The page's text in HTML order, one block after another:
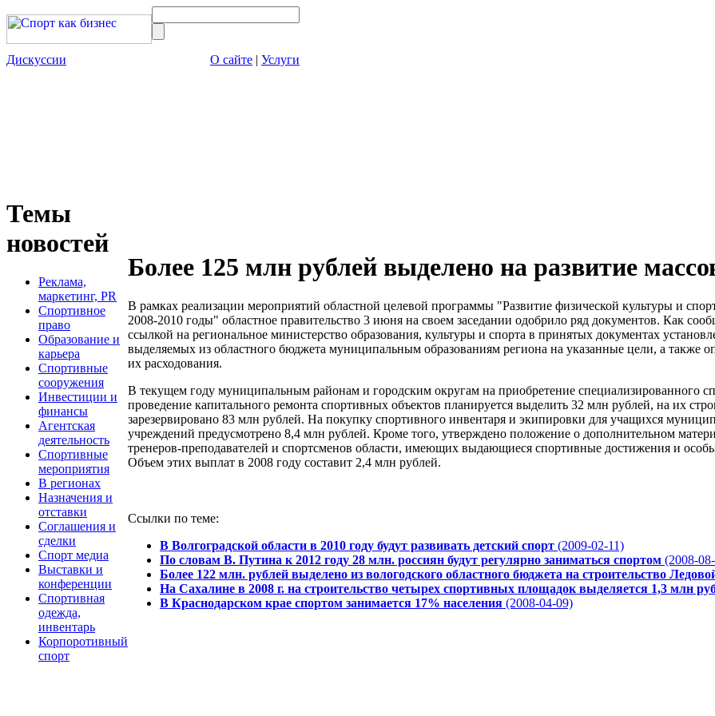
Дискуссии О сайте | Услуги
Темы
новостей
Реклама,
маркетинг, PR
Спортивное
право
Образование и
карьера
Спортивные
сооружения
Инвестиции и
финансы
Агентская
деятельность
Спортивные
мероприятия
В регионах
Назначения и
отставки
Соглашения и
сделки
Спорт медиа
Выставки и
конференции
Спортивная
одежда,
инвентарь
Корпоротивный
спорт
Более 125 млн рублей выделено на развитие
В рамках реализации мероприятий областной целевой программы "Развитие физической культуры и
2008-2010 годы" областное правительство 3 июня на своем заседании одобрило ряд документов. Как
ссылкой на региональное министерство образования, культуры и спорта в принятых документах
выделяемых из областного бюджета муниципальным образованиям региона на указанные цели, а также
их расходования.
В текущем году муниципальным районам и городским округам на приобретение специализированного
проведение капитального ремонта спортивных объектов планируется выделить 32 млн рублей, на их
зарезервировано 83 млн рублей. На покупку спортивного инвентаря и экипировки для учащихся
учреждений предусмотрено 8,4 млн рублей. Кроме того, утверждено положение о дополнительном
тренеров-преподавателей и спортсменов области, имеющих выдающиеся спортивные достижения и
Объем этих выплат в 2008 году составит 2,4 млн рублей.
Ссылки по теме:
В Волгоградской области в 2010 году будут развивать детский спорт (2009-02-11)
По словам В. Путина к 2012 году 28 млн. россиян будут регулярно заниматься спортом (2008-
Более 122 млн. рублей выделено из вологодского областного бюджета на строительство
На Сахалине в 2008 г. на строительство четырех спортивных площадок выделяется 1,3 млн
В Краснодарском крае спортом занимается 17% населения (2008-04-09)